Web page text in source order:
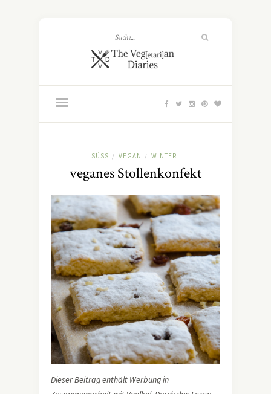
SÜSS / VEGAN / WINTER
veganes Stollenkonfekt
Dieser Beitrag enthält Werbung in